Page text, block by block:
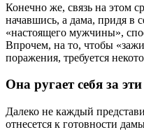
Конечно же, связь на этом
начавшись, а дама, придя в
«настоящего мужчины»,
Впрочем, на то, чтобы
поражения, требуется
Она ругает себя за
Далеко не каждый
отнесется к готовности